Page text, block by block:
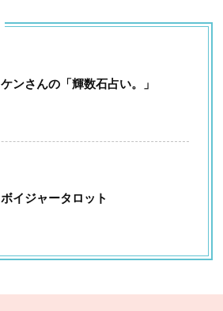
ケンさんの「輝数石占い。」
ボイジャータロット